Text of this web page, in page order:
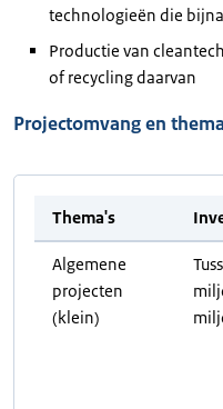
technologieën die
Productie van
of recycling daarvan
Projectomvang en
Thema's
Algemene
projecten
(klein)